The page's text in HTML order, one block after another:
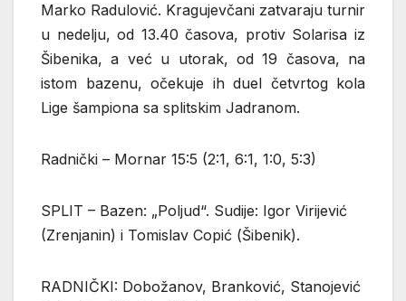
Marko Radulović. Kragujevčani zatvaraju turnir
u nedelju, od 13.40 časova, protiv Solarisa iz
Šibenika, a već u utorak, od 19 časova, na
istom bazenu, očekuje ih duel četvrtog kola
Lige šampiona sa splitskim Jadranom.
Radnički – Mornar 15:5 (2:1, 6:1, 1:0, 5:3)
SPLIT – Bazen: „Poljud“. Sudije: Igor Virijević
(Zrenjanin) i Tomislav Copić (Šibenik).
RADNIČKI: Dobožanov, Branković, Stanojević